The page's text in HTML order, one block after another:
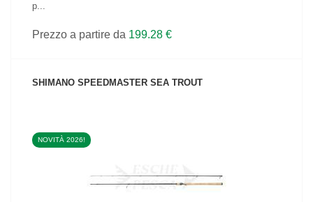
p...
Prezzo a partire da 199.28 €
SHIMANO SPEEDMASTER SEA TROUT
NOVITÀ 2026!